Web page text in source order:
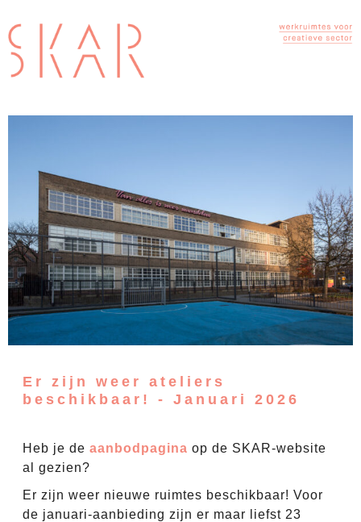
Er zijn weer ateliers
beschikbaar! - Januari 2026
Heb je de aanbodpagina op de SKAR-website
al gezien?
Er zijn weer nieuwe ruimtes beschikbaar! Voor
de januari-aanbieding zijn er maar liefst 23